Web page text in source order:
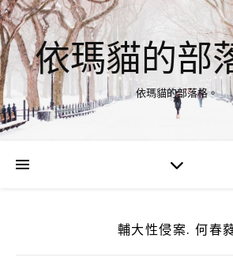
依瑪貓的部
依瑪貓的部落格。
輔大性侵案. 何春